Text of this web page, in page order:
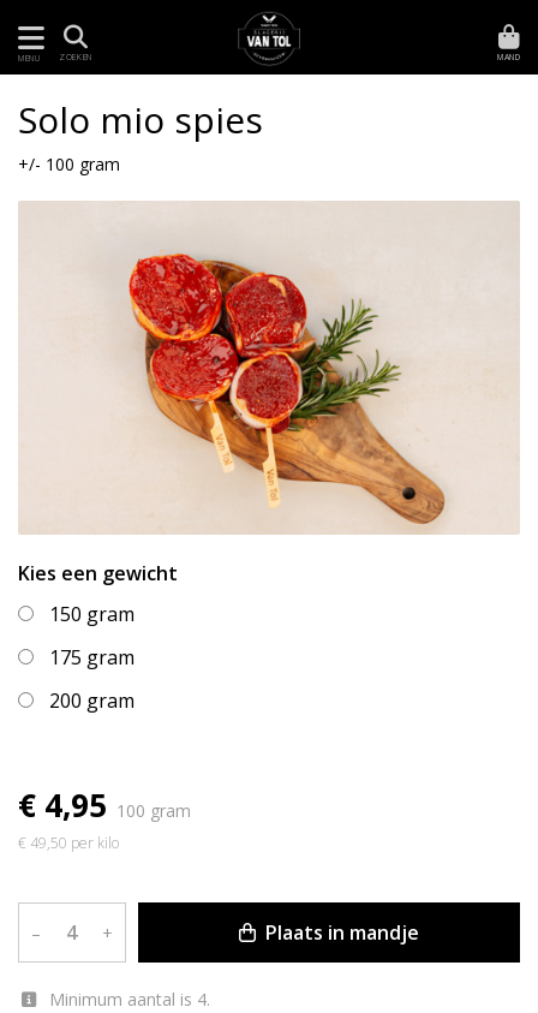
MENU ZOEKEN MAND
Solo mio spies
+/- 100 gram
Kies een gewicht
150 gram
175 gram
200 gram
€ 4,95 100 gram
€ 49,50 per kilo
– + Plaats in mandje
Minimum aantal is 4.